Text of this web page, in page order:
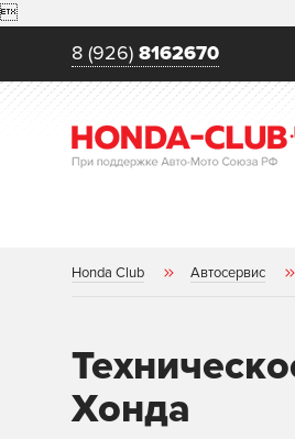

8 (926) 8162670
Honda Club Автосервис
Хонда